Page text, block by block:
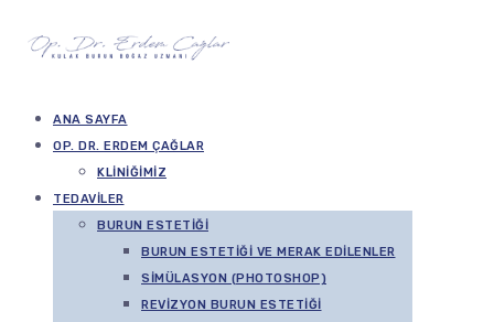
ANA SAYFA
OP. DR. ERDEM ÇAĞLAR
KLINIĞIMIZ
TEDAVILER
BURUN ESTETIĞI
BURUN ESTETIĞI VE MERAK EDILENLER
SIMÜLASYON (PHOTOSHOP)
REVIZYON BURUN ESTETIĞI